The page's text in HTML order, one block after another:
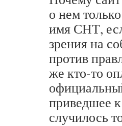
о нем
имя СНТ,
зрения на
против
же кто-то
приведшее
случилось